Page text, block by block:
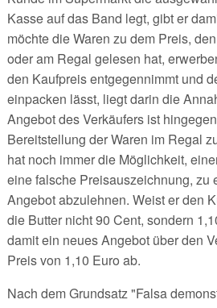
Kasse auf das Band legt, gibt er
möchte die Waren zu dem Preis,
oder am Regal gelesen hat,
den Kaufpreis entgegennimmt und
einpacken lässt, liegt darin die
Angebot des Verkäufers ist
Bereitstellung der Waren im Regal
hat noch immer die Möglichkeit,
eine falsche Preisauszeichnung, zu
Angebot abzulehnen. Weist er den
die Butter nicht 90 Cent, sondern
damit ein neues Angebot über den
Preis von 1,10 Euro ab.
Nach dem Grundsatz "Falsa